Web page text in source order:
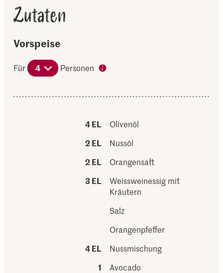
Zutaten
Vorspeise
Für 4 Personen
4 EL
Olivenöl
2 EL
Nussöl
2 EL
Orangensaft
3 EL
Weissweinessig mit
Kräutern
Salz
Orangenpfeffer
4 EL
Nussmischung
1
Avocado